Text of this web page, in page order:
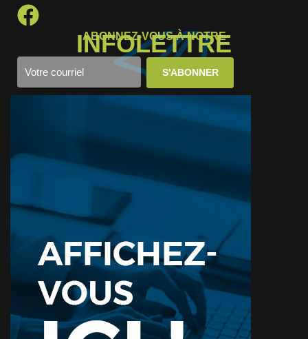
ABONNEZ-VOUS À NOTRE
INFOLETTRE